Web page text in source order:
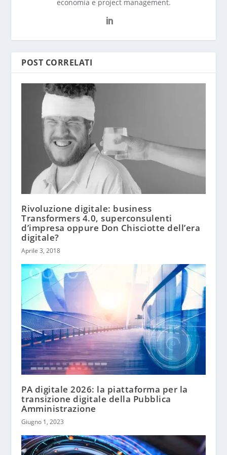
economia e project management.
POST CORRELATI
Rivoluzione digitale: business
Transformers 4.0, superconsulenti
d’impresa oppure Don Chisciotte dell’era
digitale?
Aprile 3, 2018
PA digitale 2026: la piattaforma per la
transizione digitale della Pubblica
Amministrazione
Giugno 1, 2023